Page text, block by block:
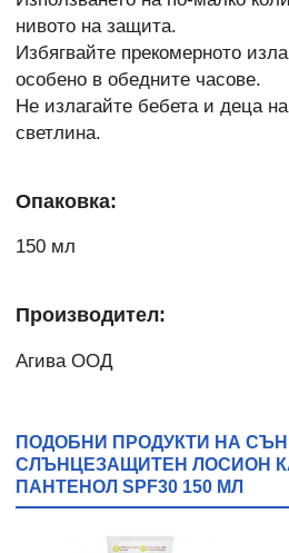
нивото на защита.
Избягвайте прекомерното
особено в обедните часове.
Не излагайте бебета и деца
светлина.
Опаковка:
150 мл
Производител:
Агива ООД
ПОДОБНИ ПРОДУКТИ НА
СЛЪНЦЕЗАЩИТЕН ЛОСИОН
ПАНТЕНОЛ SPF30 150 МЛ